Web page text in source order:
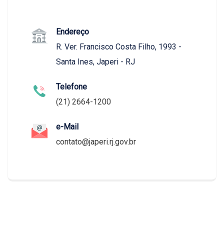
Endereço
R. Ver. Francisco Costa Filho, 1993 -
Santa Ines, Japeri - RJ
Telefone
(21) 2664-1200
e-Mail
contato@japeri.rj.gov.br